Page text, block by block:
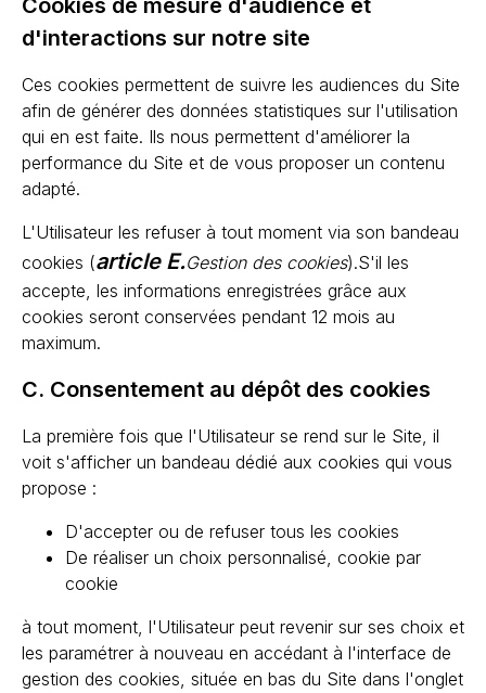
Cookies de mesure d'audience et
d'interactions sur notre site
Ces cookies permettent de suivre les audiences du Site
afin de générer des données statistiques sur l'utilisation
qui en est faite. Ils nous permettent d'améliorer la
performance du Site et de vous proposer un contenu
adapté.
L'Utilisateur les refuser à tout moment via son bandeau
cookies (article E.Gestion des cookies).S'il les
accepte, les informations enregistrées grâce aux
cookies seront conservées pendant 12 mois au
maximum.
C. Consentement au dépôt des cookies
La première fois que l'Utilisateur se rend sur le Site, il
voit s'afficher un bandeau dédié aux cookies qui vous
propose :
D'accepter ou de refuser tous les cookies
De réaliser un choix personnalisé, cookie par
cookie
à tout moment, l'Utilisateur peut revenir sur ses choix et
les paramétrer à nouveau en accédant à l'interface de
gestion des cookies, située en bas du Site dans l'onglet